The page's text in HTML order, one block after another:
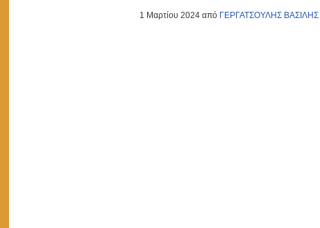
1 Μαρτίου 2024 από ΓΕΡΓΑΤΣΟΥΛΗΣ ΒΑΣΙΛΗΣ